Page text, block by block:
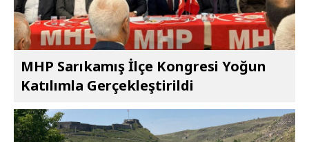
MHP Sarıkamış İlçe Kongresi Yoğun
Katılımla Gerçekleştirildi